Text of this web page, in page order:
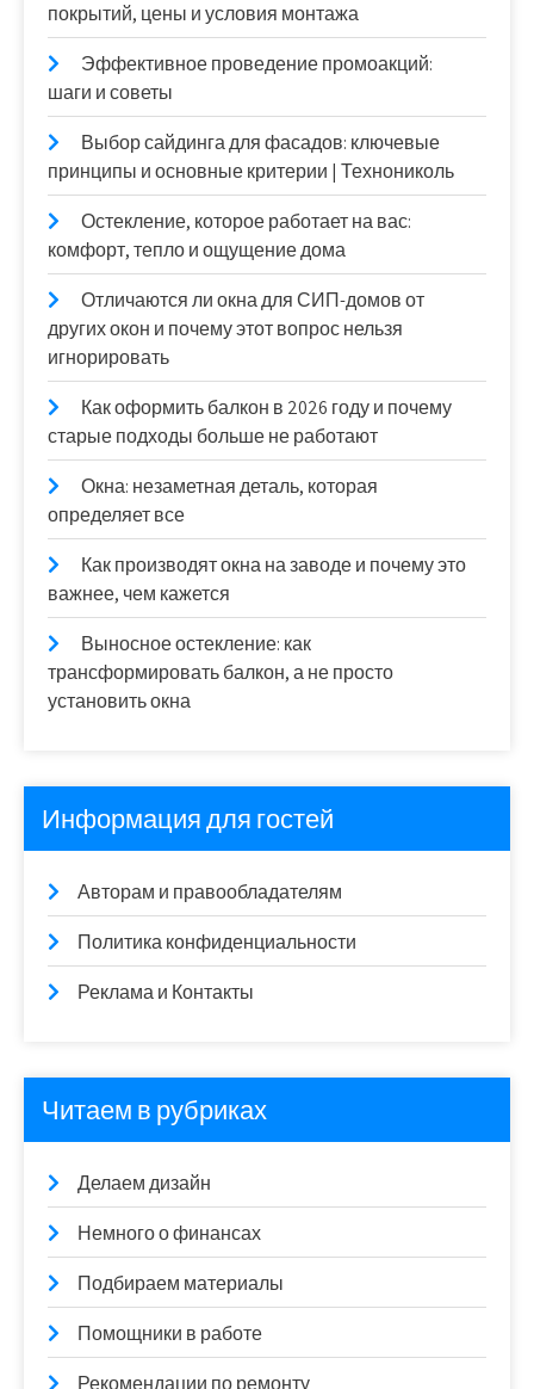
покрытий, цены и условия монтажа
Эффективное проведение промоакций:
шаги и советы
Выбор сайдинга для фасадов: ключевые
принципы и основные критерии | Технониколь
Остекление, которое работает на вас:
комфорт, тепло и ощущение дома
Отличаются ли окна для СИП-домов от
других окон и почему этот вопрос нельзя
игнорировать
Как оформить балкон в 2026 году и почему
старые подходы больше не работают
Окна: незаметная деталь, которая
определяет все
Как производят окна на заводе и почему это
важнее, чем кажется
Выносное остекление: как
трансформировать балкон, а не просто
установить окна
Информация для гостей
Авторам и правообладателям
Политика конфиденциальности
Реклама и Контакты
Читаем в рубриках
Делаем дизайн
Немного о финансах
Подбираем материалы
Помощники в работе
Рекомендации по ремонту